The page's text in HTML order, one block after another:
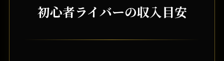
初心者ライバーの収入目安